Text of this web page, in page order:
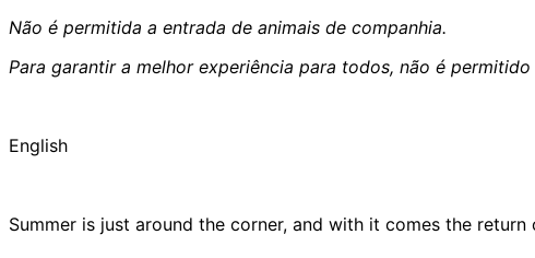
Não é permitida a entrada de animais de companhia.
Para garantir a melhor experiência para todos, não é
English
Summer is just around the corner, and with it comes the